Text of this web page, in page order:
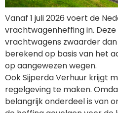
Vanaf 1 juli 2026 voert de
vrachtwagenheffing in.
vrachtwagens zwaarder
berekend op basis van het
op aangewezen wegen.
Ook Sijperda Verhuur krijgt
regelgeving te maken.
belangrijk onderdeel is van